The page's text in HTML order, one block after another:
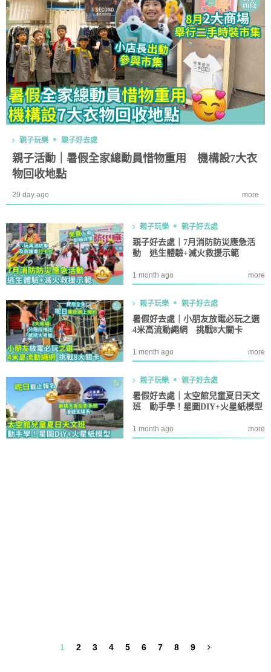
親子玩樂 親子好去處
親子活動｜暑假全家總動員惜物重用 機構設7大衣
物回收地點
29 day ago more
親子玩樂 親子好去處
親子好去處｜7月消防防災應急活
動 逃生體驗+滅火救援示範
1 month ago more
親子玩樂 親子好去處
暑假好去處｜小朋友放電必玩之選
4米高流動繩網 挑戰8大關卡
1 month ago more
親子玩樂 親子好去處
暑假好去處｜太空館兒童夏日天文
班 動手學！星圖DIY+火星紙模型
1 month ago more
1 2 3 4 5 6 7 8 9